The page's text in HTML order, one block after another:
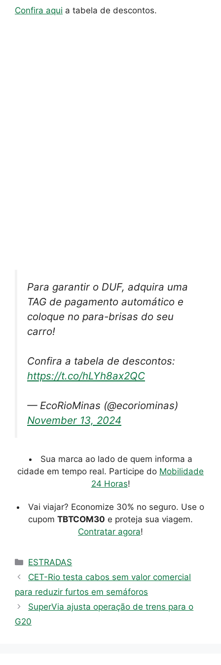
Confira aqui a tabela de descontos.
Para garantir o DUF, adquira uma
TAG de pagamento automático e
coloque no para-brisas do seu
carro!
Confira a tabela de descontos:
https://t.co/hLYh8ax2QC
— EcoRioMinas (@ecoriominas)
November 13, 2024
Sua marca ao lado de quem informa a
cidade em tempo real. Participe do Mobilidade
24 Horas!
Vai viajar? Economize 30% no seguro. Use o
cupom TBTCOM30 e proteja sua viagem.
Contratar agora!
Categorias
ESTRADAS
CET-Rio testa cabos sem valor comercial
para reduzir furtos em semáforos
SuperVia ajusta operação de trens para o
G20